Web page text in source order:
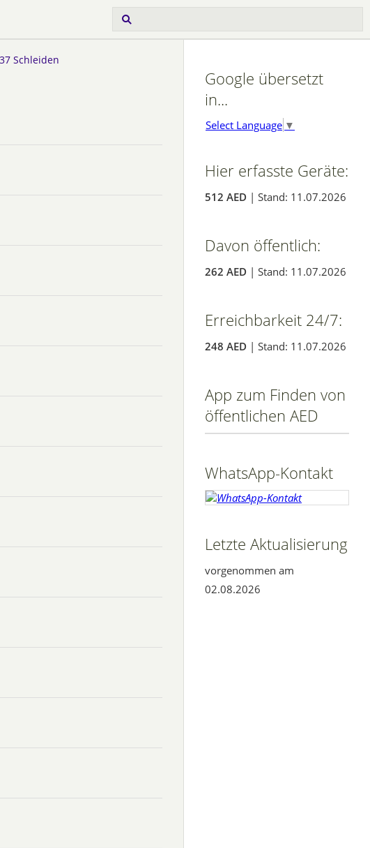
Schleiden
Google übersetzt
in...
Select Language ▼
Hier erfasste Geräte:
512 AED | Stand: 11.07.2026
Davon öffentlich:
262 AED | Stand: 11.07.2026
Erreichbarkeit 24/7:
248 AED | Stand: 11.07.2026
App zum Finden von
öffentlichen AED
WhatsApp-Kontakt
Letzte Aktualisierung
vorgenommen am
02.08.2026